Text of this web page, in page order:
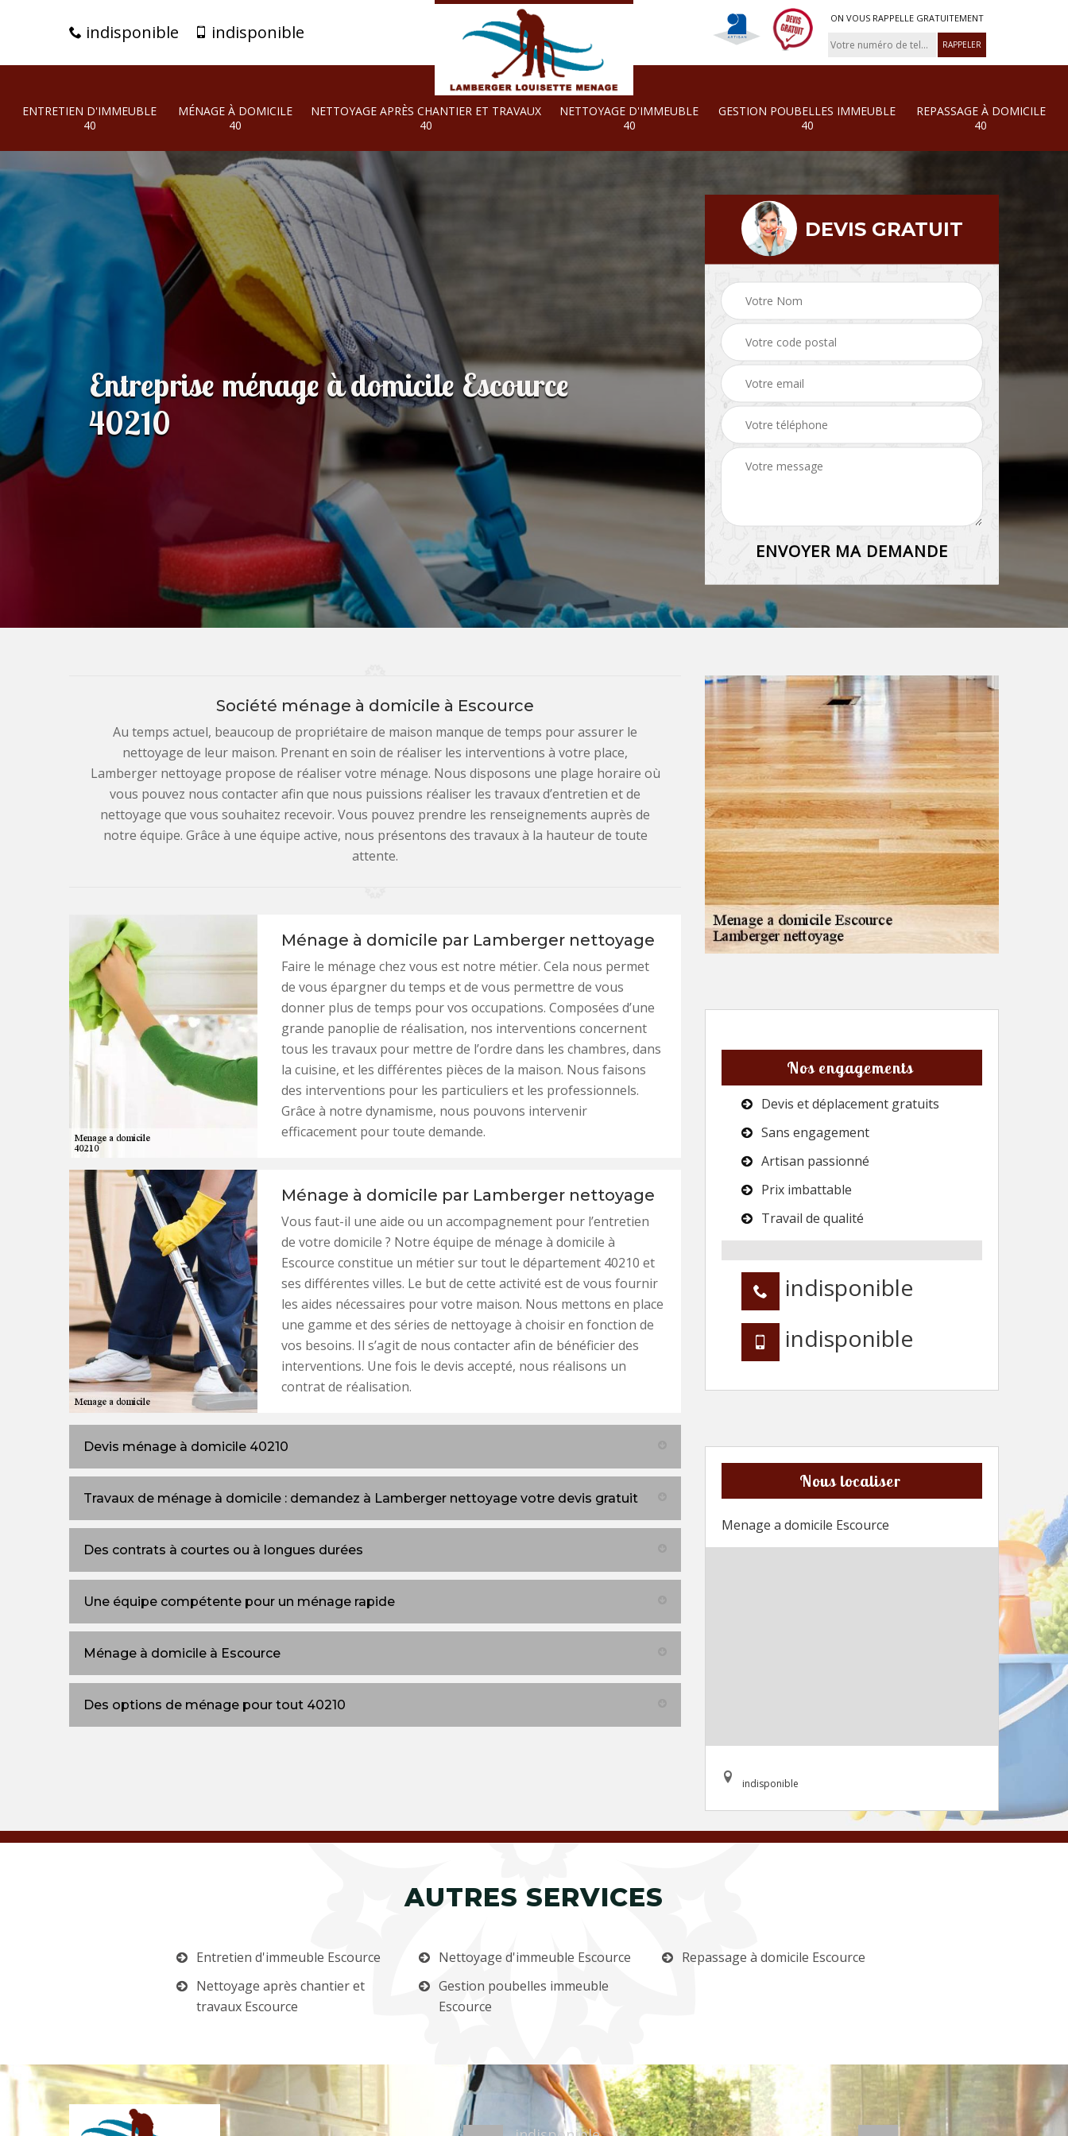
indisponible indisponible
ON VOUS RAPPELLE GRATUITEMENT
ENTRETIEN D'IMMEUBLE
40
MÉNAGE À DOMICILE
40
NETTOYAGE APRÈS CHANTIER ET TRAVAUX
40
NETTOYAGE D'IMMEUBLE
40
GESTION POUBELLES IMMEUBLE
40
REPASSAGE À DOMICILE
40
Entreprise ménage à domicile Escource
40210
DEVIS GRATUIT
Société ménage à domicile à Escource
Au temps actuel, beaucoup de propriétaire de maison manque de temps pour assurer le
nettoyage de leur maison. Prenant en soin de réaliser les interventions à votre place,
Lamberger nettoyage propose de réaliser votre ménage. Nous disposons une plage horaire où
vous pouvez nous contacter afin que nous puissions réaliser les travaux d’entretien et de
nettoyage que vous souhaitez recevoir. Vous pouvez prendre les renseignements auprès de
notre équipe. Grâce à une équipe active, nous présentons des travaux à la hauteur de toute
attente.
Ménage à domicile par Lamberger nettoyage
Faire le ménage chez vous est notre métier. Cela nous permet
de vous épargner du temps et de vous permettre de vous
donner plus de temps pour vos occupations. Composées d’une
grande panoplie de réalisation, nos interventions concernent
tous les travaux pour mettre de l’ordre dans les chambres, dans
la cuisine, et les différentes pièces de la maison. Nous faisons
des interventions pour les particuliers et les professionnels.
Grâce à notre dynamisme, nous pouvons intervenir
efficacement pour toute demande.
Ménage à domicile par Lamberger nettoyage
Vous faut-il une aide ou un accompagnement pour l’entretien
de votre domicile ? Notre équipe de ménage à domicile à
Escource constitue un métier sur tout le département 40210 et
ses différentes villes. Le but de cette activité est de vous fournir
les aides nécessaires pour votre maison. Nous mettons en place
une gamme et des séries de nettoyage à choisir en fonction de
vos besoins. Il s’agit de nous contacter afin de bénéficier des
interventions. Une fois le devis accepté, nous réalisons un
contrat de réalisation.
Devis ménage à domicile 40210
Travaux de ménage à domicile : demandez à Lamberger nettoyage votre devis gratuit
Des contrats à courtes ou à longues durées
Une équipe compétente pour un ménage rapide
Ménage à domicile à Escource
Des options de ménage pour tout 40210
Nos engagements
Devis et déplacement gratuits
Sans engagement
Artisan passionné
Prix imbattable
Travail de qualité
indisponible
indisponible
Nous localiser
Menage a domicile Escource
indisponible
AUTRES SERVICES
Entretien d'immeuble Escource
Nettoyage après chantier et
travaux Escource
Nettoyage d'immeuble Escource
Gestion poubelles immeuble
Escource
Repassage à domicile Escource